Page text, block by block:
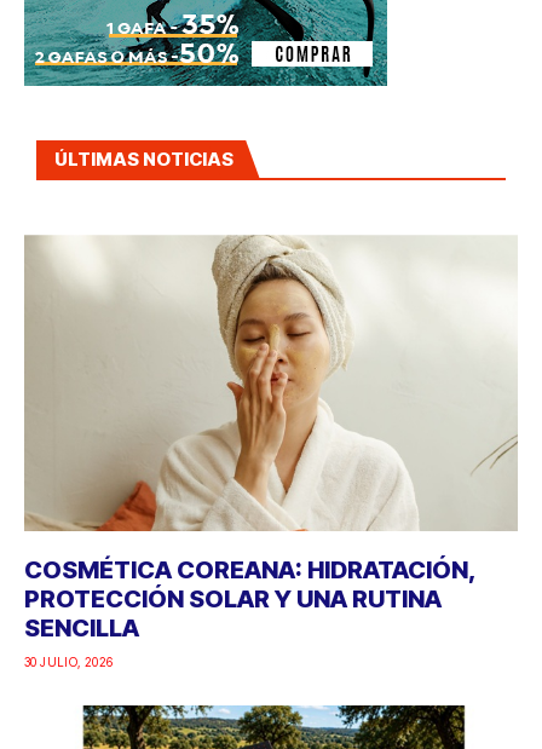
ÚLTIMAS NOTICIAS
COSMÉTICA COREANA: HIDRATACIÓN,
PROTECCIÓN SOLAR Y UNA RUTINA
SENCILLA
30 JULIO, 2026